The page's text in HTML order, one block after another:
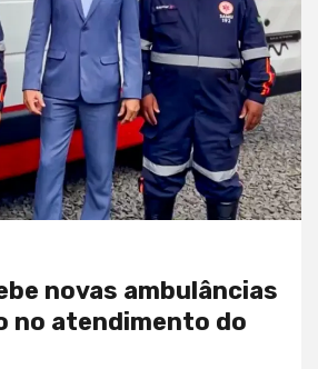
novas ambulâncias
no atendimento do